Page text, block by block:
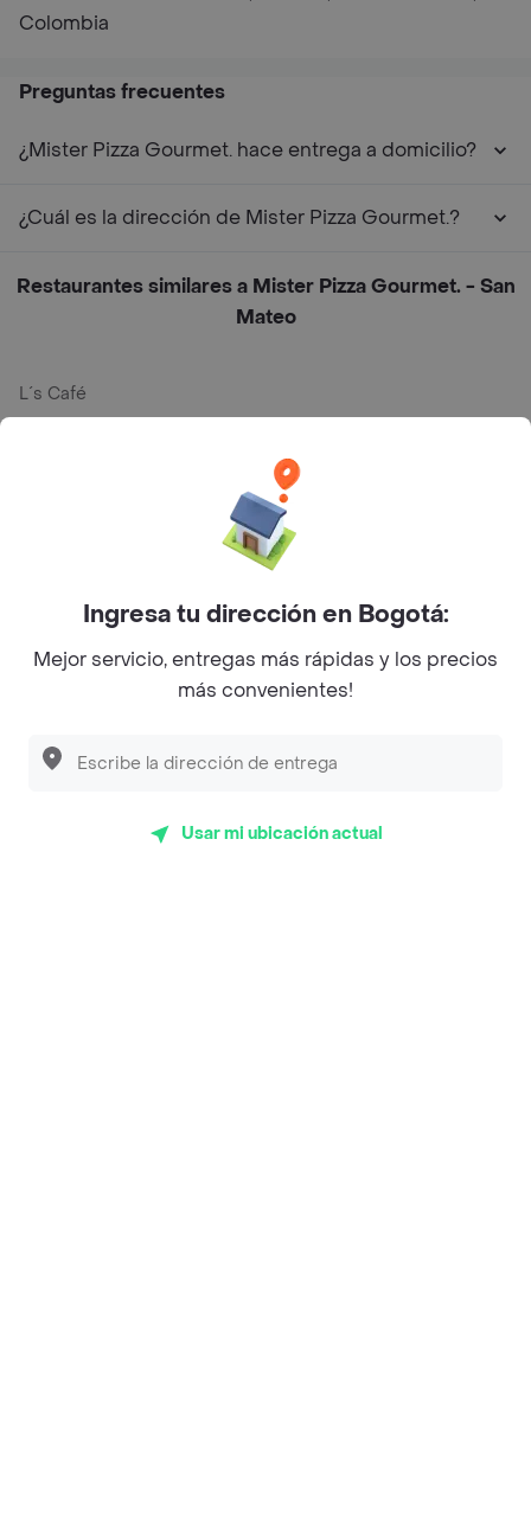
Colombia
Preguntas frecuentes
¿Mister Pizza Gourmet. hace entrega a domicilio?
¿Cuál es la dirección de Mister Pizza Gourmet.?
Restaurantes similares a Mister Pizza Gourmet. - San
Mateo
L´s Café
Myriam Camhi Co
Magnifique
Desayunadero de la 42
Ingresa tu dirección en Bogotá:
Mejor servicio, entregas más rápidas y los precios
más convenientes!
Usar mi ubicación actual